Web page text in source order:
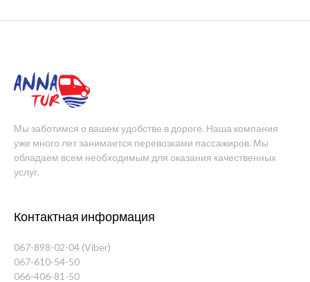
Мы заботимся о вашем удобстве в дороге. Наша компания
уже много лет занимается перевозками пассажиров. Мы
обладаем всем необходимым для оказания качественных
услуг.
Контактная информация
067-898-02-04 (Viber)
067-610-54-50
066-406-81-50